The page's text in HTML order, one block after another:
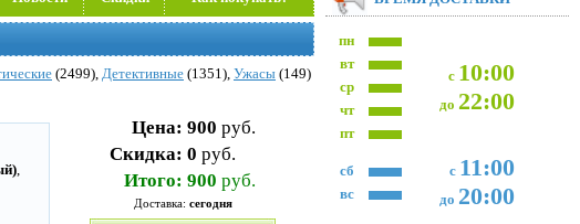
(2499), Детективные (1351), Ужасы (149)
,
Цена: 900 руб.
Скидка: 0 руб.
Итого: 900 руб.
Доставка: сегодня
пн
с 10:00
до 22:00
вт
ср
чт
пт
с 11:00
до 20:00
сб
вс